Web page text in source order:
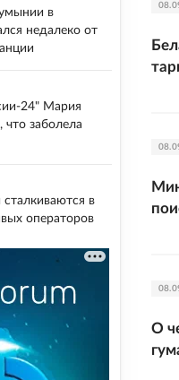
О
в
недалеко от
24" Мария
что заболела
в
операторов